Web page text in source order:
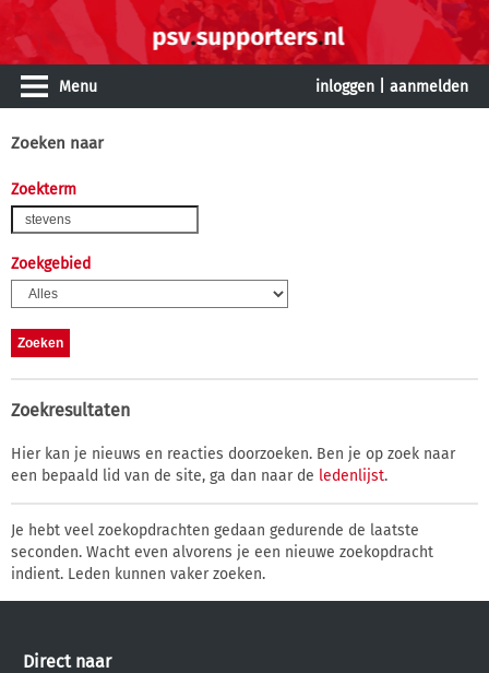
Menu inloggen aanmelden
Zoeken naar
Zoekterm
Zoekgebied
Zoekresultaten
Hier kan je nieuws en reacties doorzoeken. Ben je op zoek naar
een bepaald lid van de site, ga dan naar de ledenlijst.
Je hebt veel zoekopdrachten gedaan gedurende de laatste
seconden. Wacht even alvorens je een nieuwe zoekopdracht
indient. Leden kunnen vaker zoeken.
Direct naar